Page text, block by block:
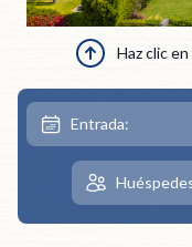
Haz clic